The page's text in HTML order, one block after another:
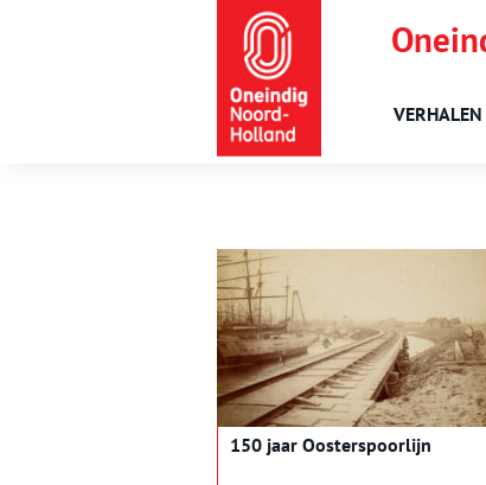
VERHALEN
150 jaar Oosterspoorlijn